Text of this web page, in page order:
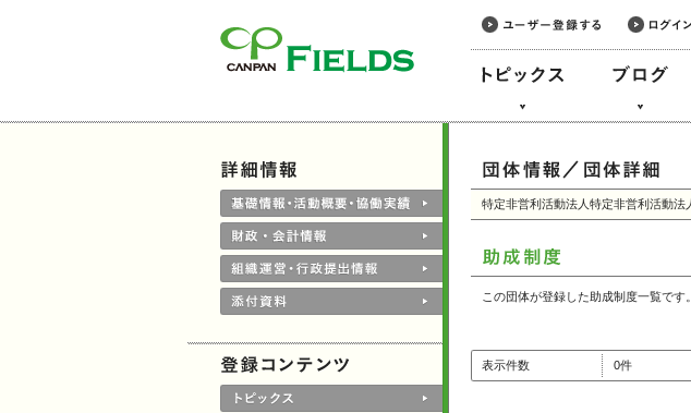
特定非営利活動法人特定非営利活動法
この団体が登録した助成制度一覧です。
表示件数 0件